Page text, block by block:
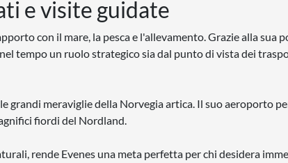
e visite guidate
con il mare, la pesca e l'allevamento. Grazie alla sua
tempo un ruolo strategico sia dal punto di vista dei
grandi meraviglie della Norvegia artica. Il suo aeroporto
fiordi del Nordland.
rende Evenes una meta perfetta per chi desidera